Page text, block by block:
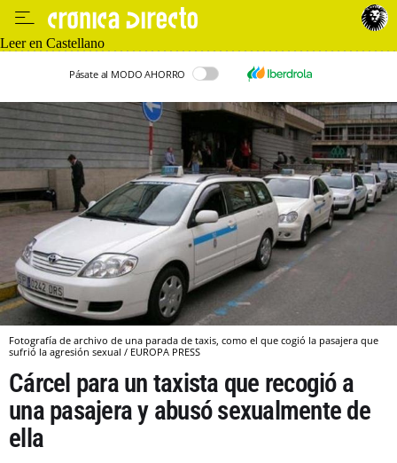
Leer en Castellano
Pásate al MODO AHORRO
Fotografía de archivo de una parada de taxis, como el que cogió la pasajera que
sufrió la agresión sexual / EUROPA PRESS
Cárcel para un taxista que recogió a
una pasajera y abusó sexualmente de
ella